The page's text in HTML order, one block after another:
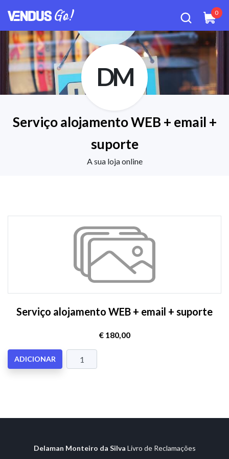
0
DM
Serviço alojamento WEB + email +
suporte
A sua loja online
Serviço alojamento WEB + email + suporte
€ 180,00
ADICIONAR
Delaman Monteiro da Silva Livro de Reclamações